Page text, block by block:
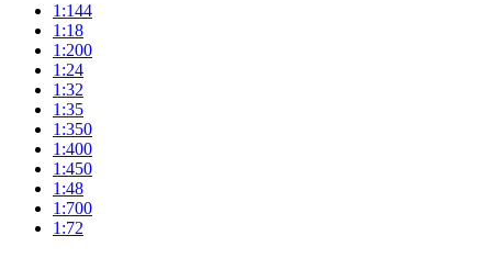
1:144
1:18
1:200
1:24
1:32
1:35
1:350
1:400
1:450
1:48
1:700
1:72